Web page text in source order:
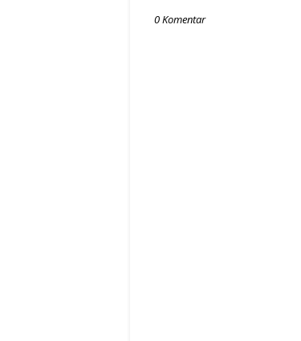
0 Komentar